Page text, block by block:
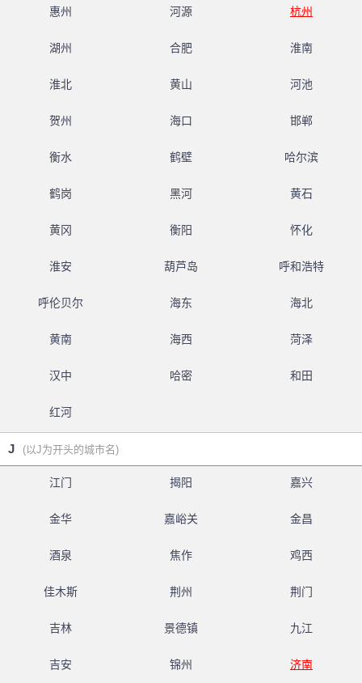
惠州 河源 杭州
湖州 合肥 淮南
淮北 黄山 河池
贺州 海口 邯郸
衡水 鹤壁 哈尔滨
鹤岗 黑河 黄石
黄冈 衡阳 怀化
淮安 葫芦岛 呼和浩特
呼伦贝尔 海东 海北
黄南 海西 菏泽
汉中 哈密 和田
红河
J (以J为开头的城市名)
江门 揭阳 嘉兴
金华 嘉峪关 金昌
酒泉 焦作 鸡西
佳木斯 荆州 荆门
吉林 景德镇 九江
吉安 锦州 济南